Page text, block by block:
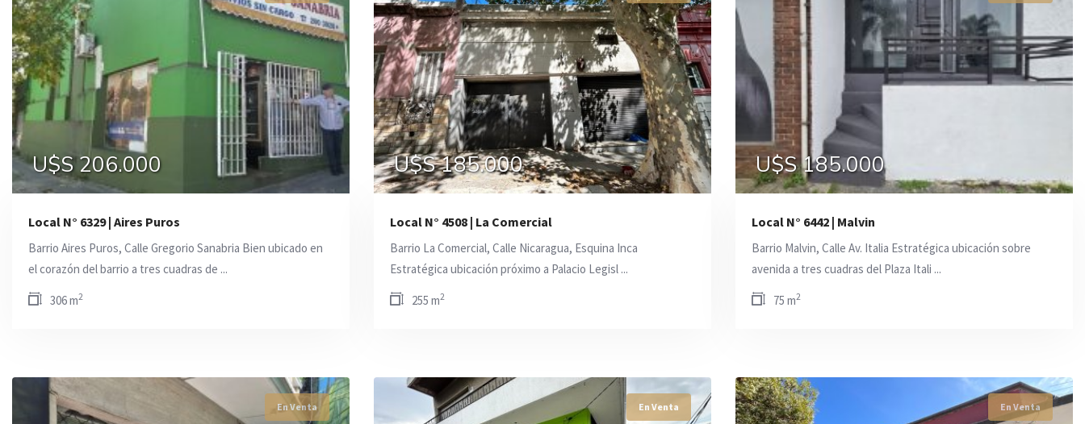
U$S 206.000 U$S 206.000 U$S 206.000
Local N° 6329 | Aires Puros
Barrio Aires Puros, Calle Gregorio Sanabria Bien ubicado en
el corazón del barrio a tres cuadras de ...
306 m2
U$S 185.000 U$S 185.000 U$S 185.000
Local N° 4508 | La Comercial
Barrio La Comercial, Calle Nicaragua, Esquina Inca
Estratégica ubicación próximo a Palacio Legisl ...
255 m2
U$S 185.000 U$S 185.000 U$S 185.000
Local N° 6442 | Malvi­n
Barrio Malvin, Calle Av. Italia Estratégica ubicación sobre
avenida a tres cuadras del Plaza Itali ...
75 m2
En Venta En Venta En Venta
En Venta En Venta En Venta
En Venta En Venta En Venta